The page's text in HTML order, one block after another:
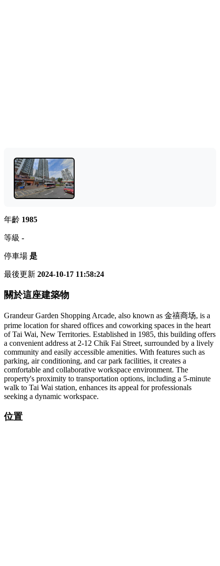
年齡 1985
等級 -
停車場 是
最後更新 2024-10-17 11:58:24
關於這座建築物
Grandeur Garden Shopping Arcade, also known as 金禧商场, is a
prime location for shared offices and coworking spaces in the heart
of Tai Wai, New Territories. Established in 1985, this building offers
a convenient address at 2-12 Chik Fai Street, surrounded by a lively
community and easily accessible amenities. With features such as
parking, air conditioning, and car park facilities, it creates a
comfortable and collaborative workspace environment. The
property's proximity to transportation options, including a 5-minute
walk to Tai Wai station, enhances its appeal for professionals
seeking a dynamic workspace.
位置